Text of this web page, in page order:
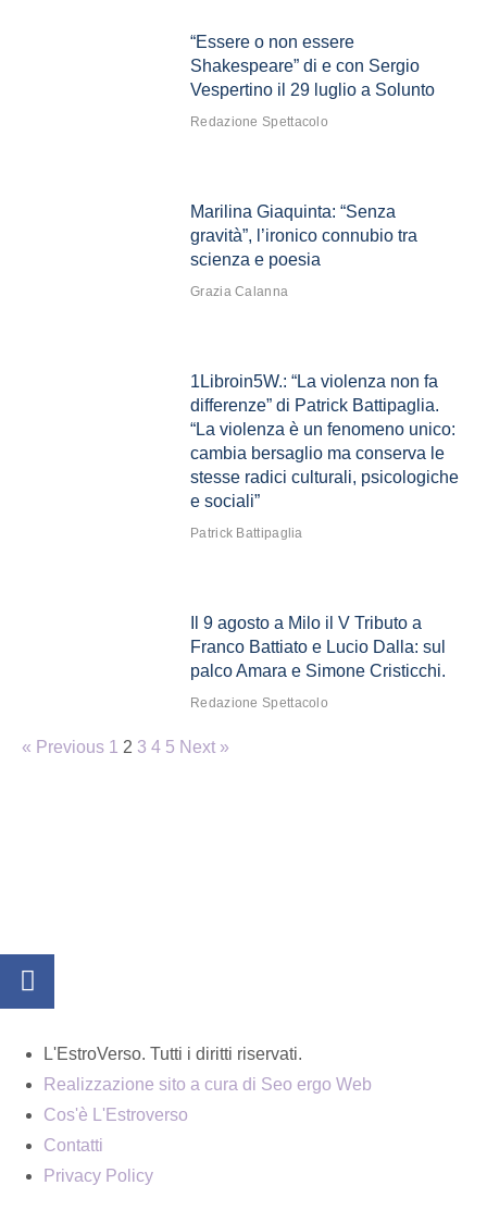
“Essere o non essere
Shakespeare” di e con Sergio
Vespertino il 29 luglio a Solunto
Redazione Spettacolo
Marilina Giaquinta: “Senza
gravità”, l’ironico connubio tra
scienza e poesia
Grazia Calanna
1Libroin5W.: “La violenza non fa
differenze” di Patrick Battipaglia.
“La violenza è un fenomeno unico:
cambia bersaglio ma conserva le
stesse radici culturali, psicologiche
e sociali”
Patrick Battipaglia
Il 9 agosto a Milo il V Tributo a
Franco Battiato e Lucio Dalla: sul
palco Amara e Simone Cristicchi.
Redazione Spettacolo
« Previous 1 2 3 4 5 Next »
L'EstroVerso. Tutti i diritti riservati.
Realizzazione sito a cura di Seo ergo Web
Cos'è L'Estroverso
Contatti
Privacy Policy